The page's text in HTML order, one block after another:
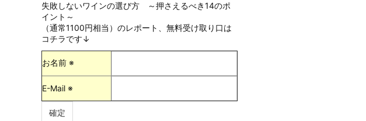
失敗しないワインの選び方 ～押さえるべき14のポ
イント～
（通常1100円相当）のレポート、無料受け取り口は
コチラです↓
お名前 ※
E-Mail ※